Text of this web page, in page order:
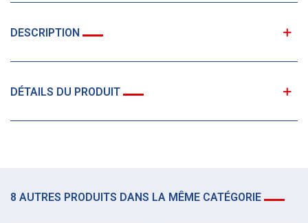
DESCRIPTION
DÉTAILS DU PRODUIT
8 AUTRES PRODUITS DANS LA MÊME CATÉGORIE